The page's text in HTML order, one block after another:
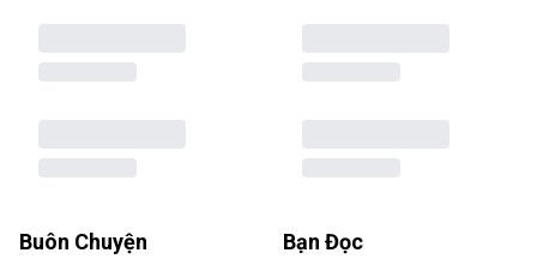
Buôn Chuyện Bạn Đọc